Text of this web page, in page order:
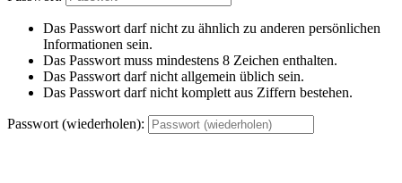
Das Passwort darf nicht zu ähnlich zu anderen persönlichen
Informationen sein.
Das Passwort muss mindestens 8 Zeichen enthalten.
Das Passwort darf nicht allgemein üblich sein.
Das Passwort darf nicht komplett aus Ziffern bestehen.
Passwort (wiederholen):